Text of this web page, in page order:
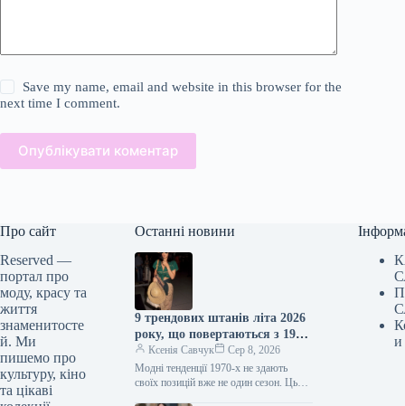
Save my name, email and website in this browser for the
next time I comment.
Опублікувати коментар
Про сайт
Reserved —
портал про
моду, красу та
життя
знаменитосте
й. Ми
пишемо про
культуру, кіно
та цікаві
Останні новини
9 трендових штанів літа 2026
року, що повертаються з 1970-
х
Ксенія Савчук
Сер 8, 2026
Модні тенденції 1970-х не здають
своїх позицій вже не один сезон. Цього
и